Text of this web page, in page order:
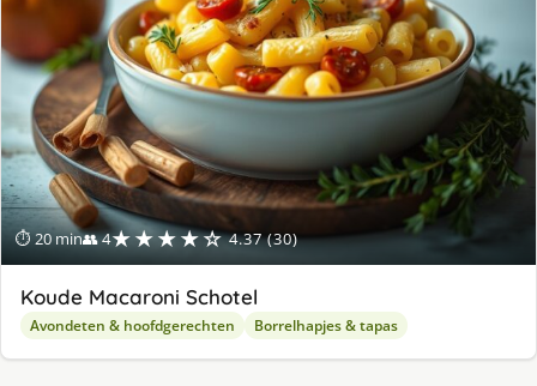
⏱ 20 min👥 4★★★★☆ 4.37 (30)
Koude Macaroni Schotel
Avondeten & hoofdgerechten Borrelhapjes & tapas